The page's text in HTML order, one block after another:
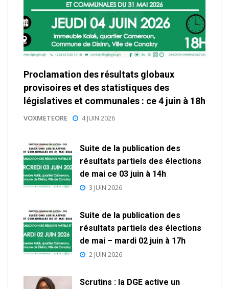
Proclamation des résultats globaux
provisoires et des statistiques des
législatives et communales : ce 4 juin à 18h
VOXMETEORE 4 JUIN 2026
Suite de la publication des
résultats partiels des élections
de mai ce 03 juin à 14h
3 JUIN 2026
Suite de la publication des
résultats partiels des élections
de mai – mardi 02 juin à 17h
2 JUIN 2026
Scrutins : la DGE active un